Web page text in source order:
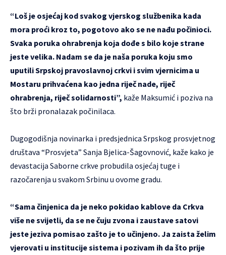
“Loš je osjećaj kod svakog vjerskog službenika kada
mora proći kroz to, pogotovo ako se ne nađu počinioci.
Svaka poruka ohrabrenja koja dođe s bilo koje strane
jeste velika. Nadam se da je naša poruka koju smo
uputili Srpskoj pravoslavnoj crkvi i svim vjernicima u
Mostaru prihvaćena kao jedna riječ nade, riječ
ohrabrenja, riječ solidarnosti”, kaže Maksumić i poziva na
što brži pronalazak počinilaca.
Dugogodišnja novinarka i predsjednica Srpskog prosvjetnog
društava “Prosvjeta” Sanja Bjelica-Šagovnović, kaže kako je
devastacija Saborne crkve probudila osjećaj tuge i
razočarenja u svakom Srbinu u ovome gradu.
“Sama činjenica da je neko pokidao kablove da Crkva
više ne svijetli, da se ne čuju zvona i zaustave satovi
jeste jeziva pomisao zašto je to učinjeno. Ja zaista želim
vjerovati u institucije sistema i pozivam ih da što prije